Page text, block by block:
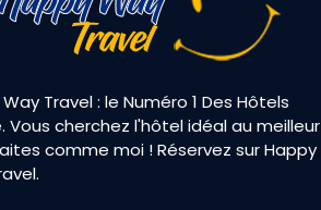
Travel : le Numéro 1 Des Hôtels
Vous cherchez l'hôtel idéal au meilleur
comme moi ! Réservez sur Happy